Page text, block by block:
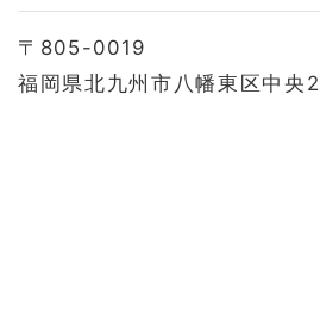
〒805-0019
福岡県北九州市八幡東区中